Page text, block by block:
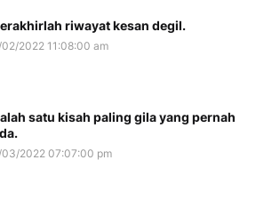
riwayat kesan degil.
2022 11:08:00 am
satu kisah paling gila yang pernah
2022 07:07:00 pm